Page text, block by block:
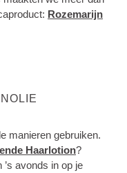
Rozemarijn
manieren gebruiken.
Haarlotion?
’s avonds in op je